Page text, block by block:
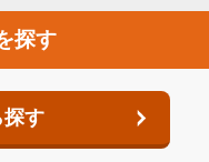
探す
す